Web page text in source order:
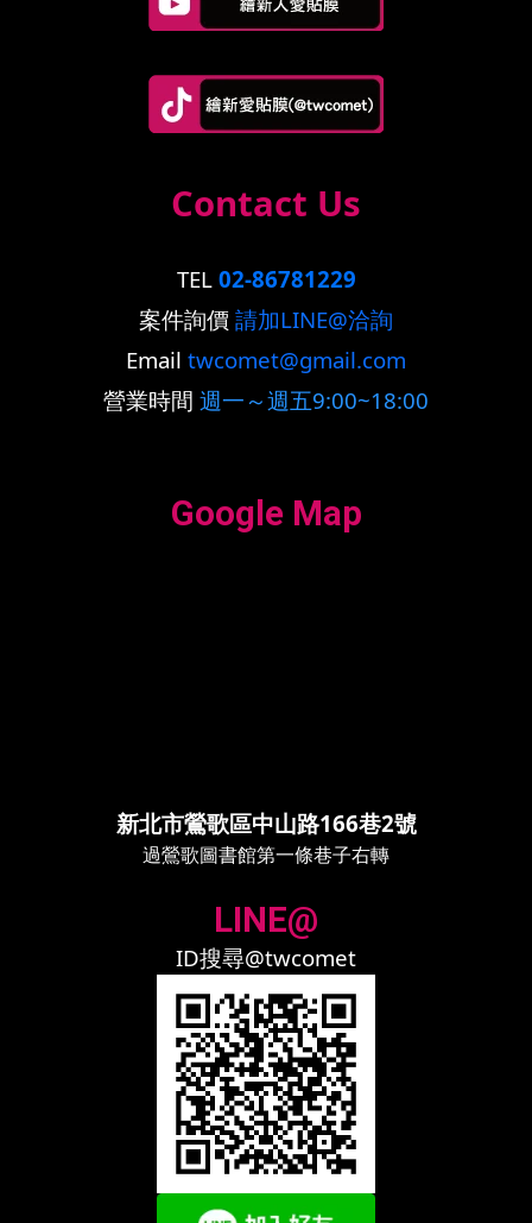
Contact Us
TEL 02-86781229
案件詢價 請加LINE@洽詢
Email twcomet@gmail.com
營業時間 週一～週五9:00~18:00
Google Map
新北市鶯歌區中山路166巷2號
過鶯歌圖書館第一條巷子右轉
LINE@
ID搜尋@twcomet